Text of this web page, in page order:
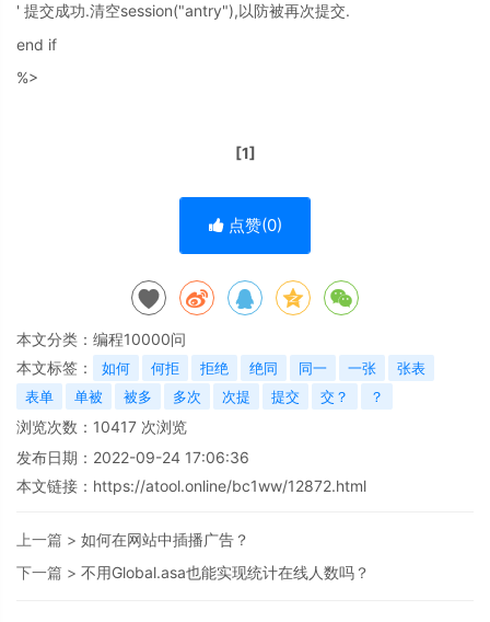
' 提交成功.清空session("antry"), 以防被再次提交.
end if
%>
[1]
点赞(0)
本文分类： 编程10000问
本文标签：
如何 何拒 拒绝 绝同 同一 一张
张表
表单
单被 被多 多次 次提 提交 交？ ？
浏览次数： 10417 次浏览
发布日期：2022-09-24 17:06:36
本文链接： https://atool.online/bc1ww/12872.html
上一篇 > 如何在网站中插播广告？
下一篇 > 不用Global.asa也能实现统计在线人数吗？